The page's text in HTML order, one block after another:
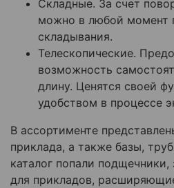
Складные. За счет
можно в любой момент
складывания.
Телескопические.
возможность
длину. Ценятся своей
удобством в процессе
В ассортименте
приклада, а также базы,
каталог попали
для прикладов,